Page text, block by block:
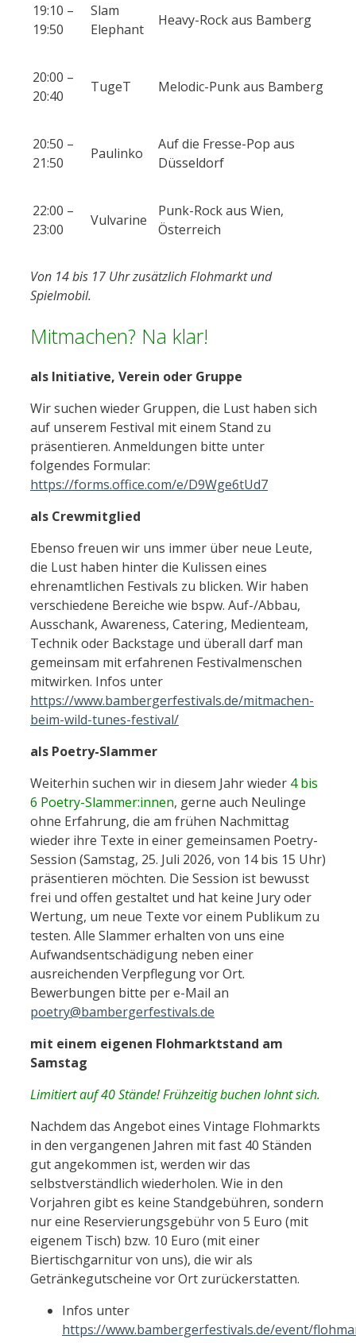
19:10 –
19:50
Slam
Elephant
Heavy-Rock aus Bamberg
20:00 –
20:40
TugeT Melodic-Punk aus Bamberg
20:50 –
21:50
Paulinko
Auf die Fresse-Pop aus
Düsseldorf
22:00 –
23:00
Vulvarine
Punk-Rock aus Wien,
Österreich
Von 14 bis 17 Uhr zusätzlich Flohmarkt und
Spielmobil.
Mitmachen? Na klar!
als Initiative, Verein oder Gruppe
Wir suchen wieder Gruppen, die Lust haben sich
auf unserem Festival mit einem Stand zu
präsentieren. Anmeldungen bitte unter
folgendes Formular:
https://forms.office.com/e/D9Wge6tUd7
als Crewmitglied
Ebenso freuen wir uns immer über neue Leute,
die Lust haben hinter die Kulissen eines
ehrenamtlichen Festivals zu blicken. Wir haben
verschiedene Bereiche wie bspw. Auf-/Abbau,
Ausschank, Awareness, Catering, Medienteam,
Technik oder Backstage und überall darf man
gemeinsam mit erfahrenen Festivalmenschen
mitwirken. Infos unter
https://www.bambergerfestivals.de/mitmachen-
beim-wild-tunes-festival/
als Poetry-Slammer
Weiterhin suchen wir in diesem Jahr wieder 4 bis
6 Poetry-Slammer:innen, gerne auch Neulinge
ohne Erfahrung, die am frühen Nachmittag
wieder ihre Texte in einer gemeinsamen Poetry-
Session (Samstag, 25. Juli 2026, von 14 bis 15 Uhr)
präsentieren möchten. Die Session ist bewusst
frei und offen gestaltet und hat keine Jury oder
Wertung, um neue Texte vor einem Publikum zu
testen. Alle Slammer erhalten von uns eine
Aufwandsentschädigung neben einer
ausreichenden Verpflegung vor Ort.
Bewerbungen bitte per e-Mail an
poetry@bambergerfestivals.de
mit einem eigenen Flohmarktstand am
Samstag
Limitiert auf 40 Stände! Frühzeitig buchen lohnt sich.
Nachdem das Angebot eines Vintage Flohmarkts
in den vergangenen Jahren mit fast 40 Ständen
gut angekommen ist, werden wir das
selbstverständlich wiederholen. Wie in den
Vorjahren gibt es keine Standgebühren, sondern
nur eine Reservierungsgebühr von 5 Euro (mit
eigenem Tisch) bzw. 10 Euro (mit einer
Biertischgarnitur von uns), die wir als
Getränkegutscheine vor Ort zurückerstatten.
Infos unter
https://www.bambergerfestivals.de/event/